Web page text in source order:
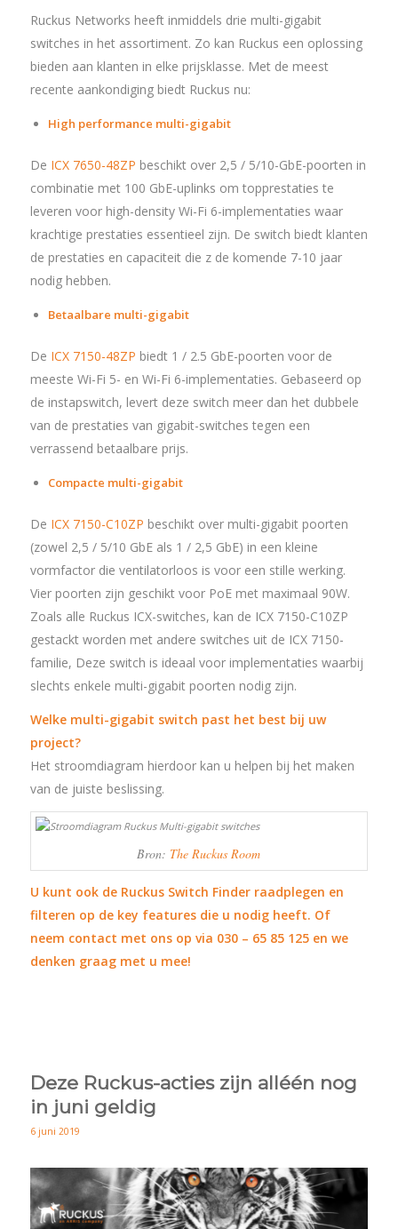
Ruckus Networks heeft inmiddels drie multi-gigabit
switches in het assortiment. Zo kan Ruckus een oplossing
bieden aan klanten in elke prijsklasse. Met de meest
recente aankondiging biedt Ruckus nu:
High performance multi-gigabit
De ICX 7650-48ZP beschikt over 2,5 / 5/10-GbE-poorten in
combinatie met 100 GbE-uplinks om topprestaties te
leveren voor high-density Wi-Fi 6-implementaties waar
krachtige prestaties essentieel zijn. De switch biedt klanten
de prestaties en capaciteit die z de komende 7-10 jaar
nodig hebben.
Betaalbare multi-gigabit
De ICX 7150-48ZP biedt 1 / 2.5 GbE-poorten voor de
meeste Wi-Fi 5- en Wi-Fi 6-implementaties. Gebaseerd op
de instapswitch, levert deze switch meer dan het dubbele
van de prestaties van gigabit-switches tegen een
verrassend betaalbare prijs.
Compacte multi-gigabit
De ICX 7150-C10ZP beschikt over multi-gigabit poorten
(zowel 2,5 / 5/10 GbE als 1 / 2,5 GbE) in een kleine
vormfactor die ventilatorloos is voor een stille werking.
Vier poorten zijn geschikt voor PoE met maximaal 90W.
Zoals alle Ruckus ICX-switches, kan de ICX 7150-C10ZP
gestackt worden met andere switches uit de ICX 7150-
familie, Deze switch is ideaal voor implementaties waarbij
slechts enkele multi-gigabit poorten nodig zijn.
Welke multi-gigabit switch past het best bij uw
project?
Het stroomdiagram hierdoor kan u helpen bij het maken
van de juiste beslissing.
Bron: The Ruckus Room
U kunt ook de Ruckus Switch Finderraadplegen en
filteren op de key features die u nodig heeft. Of
neem contact met ons op via 030 – 65 85 125 en we
denken graag met u mee!
Deze Ruckus-acties zijn alléén nog
in juni geldig
6 juni 2019